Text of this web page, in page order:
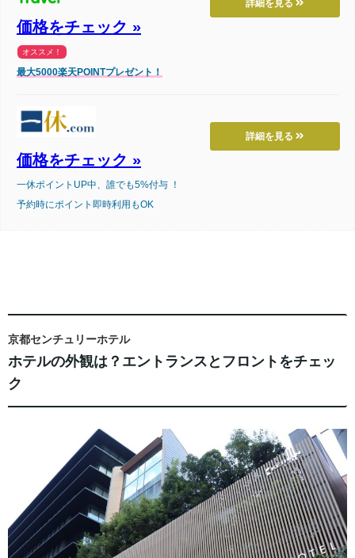
詳細を見る
価格をチェック »
オススメ！
最大5000楽天POINTプレゼント！
詳細を見る
価格をチェック »
一休ポイントUP中、誰でも5%付与 ！
予約時にポイント即時利用もOK
京都センチュリーホテル
ホテルの外観は？エントランスとフロントをチェッ
ク